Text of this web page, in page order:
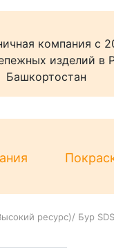
компания c
изделий в
Башкортостан
ресурс)/ Бур